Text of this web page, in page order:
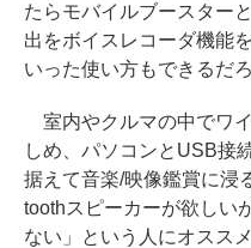
たらモバイルブースター
出をボイスレコーダ機能
いった使い方もできるだろ
室内やクルマの中でワ
しめ、パソコンとUSB接
据えて音楽/映像鑑賞に浸
toothスピーカーが欲しい
ない」という人にオススメ